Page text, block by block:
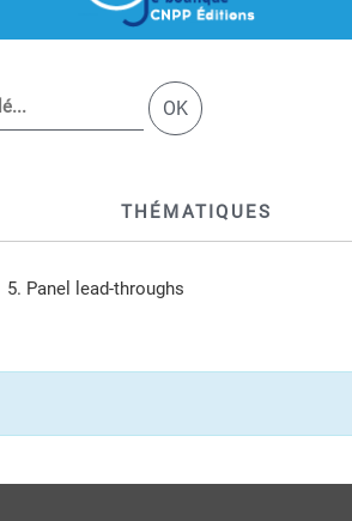
OK
THÉMATIQUES
5. Panel lead-throughs